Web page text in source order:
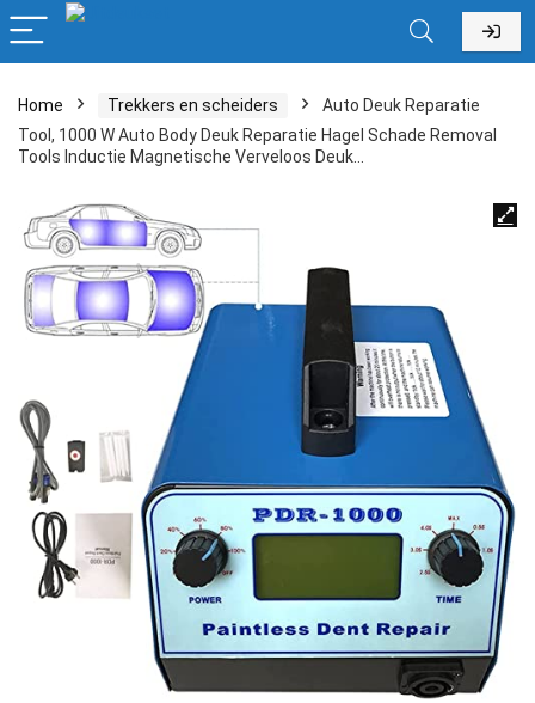
Home Trekkers en scheiders
Auto Deuk Reparatie
Tool, 1000 W Auto Body Deuk Reparatie Hagel Schade Removal
Tools Inductie Magnetische Verveloos Deuk…